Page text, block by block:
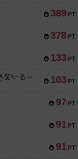
389 PT
378 PT
133 PT
103 PT
ている～
97 PT
91 PT
91 PT